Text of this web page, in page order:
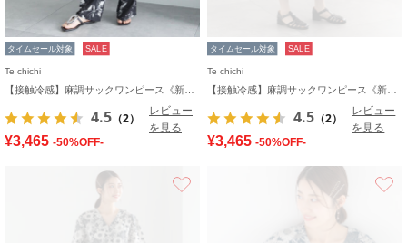
タイムセール対象 SALE
Te chichi
4.5 （2）
レビュー
を見る
¥3,465 -50%OFF-
タイムセール対象 SALE
Te chichi
4.5 （2）
レビュー
を見る
¥3,465 -50%OFF-